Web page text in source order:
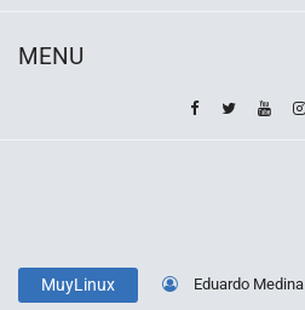
MENU
MuyLinux Eduardo Medina